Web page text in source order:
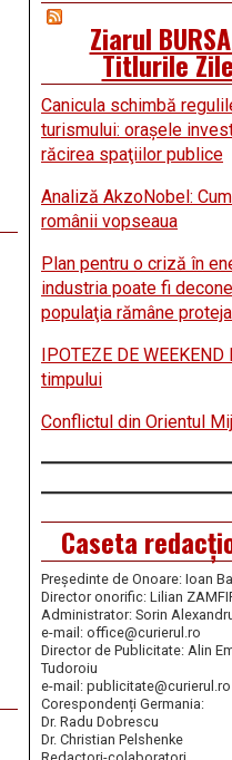
Ziarul
Titlurile
Canicula schimbă
turismului: oraşele
răcirea spaţiilor publice
Analiză AkzoNobel:
românii vopseaua
Plan pentru o criză în
industria poate fi
populaţia rămâne
IPOTEZE DE WEEKEND
timpului
Conflictul din Orientul
Caseta
Președinte de Onoare: Ioan
Director onorific: Lilian
Administrator: Sorin
e-mail: office@curierul.ro
Director de Publicitate: Alin
Tudoroiu
e-mail: publicitate@curierul.ro
Corespondenți Germania:
Dr. Radu Dobrescu
Dr. Christian Pelshenke